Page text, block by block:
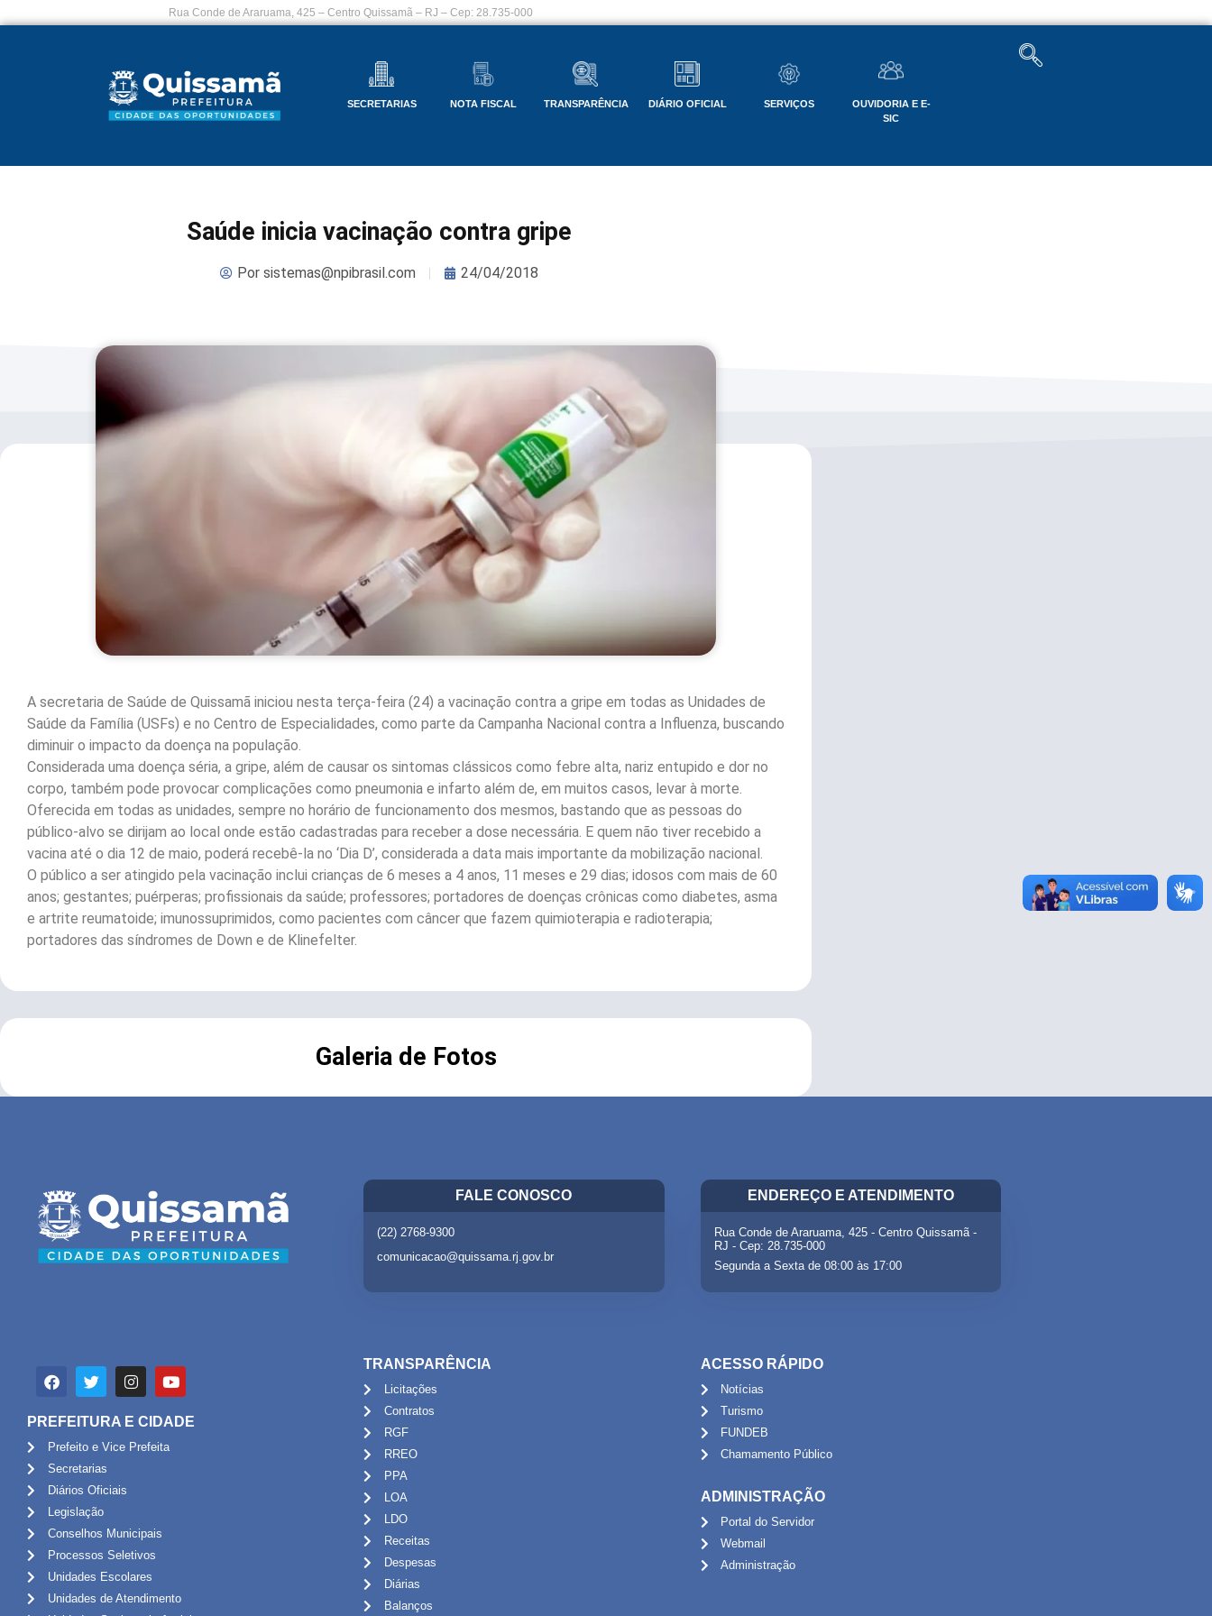
Rua Conde de Araruama, 425 – Centro Quissamã – RJ – Cep: 28.735-000
SECRETARIAS NOTA FISCAL TRANSPARÊNCIA DIÁRIO OFICIAL SERVIÇOS
OUVIDORIA E E-
SIC
Saúde inicia vacinação contra gripe
Porsistemas@npibrasil.com 24/04/2018
A secretaria de Saúde de Quissamã iniciou nesta terça-feira (24) a vacinação contra a gripe em todas as Unidades de
Saúde da Família (USFs) e no Centro de Especialidades, como parte da Campanha Nacional contra a Influenza, buscando
diminuir o impacto da doença na população.
Considerada uma doença séria, a gripe, além de causar os sintomas clássicos como febre alta, nariz entupido e dor no
corpo, também pode provocar complicações como pneumonia e infarto além de, em muitos casos, levar à morte.
Oferecida em todas as unidades, sempre no horário de funcionamento dos mesmos, bastando que as pessoas do
público-alvo se dirijam ao local onde estão cadastradas para receber a dose necessária. E quem não tiver recebido a
vacina até o dia 12 de maio, poderá recebê-la no ‘Dia D’, considerada a data mais importante da mobilização nacional.
O público a ser atingido pela vacinação inclui crianças de 6 meses a 4 anos, 11 meses e 29 dias; idosos com mais de 60
anos; gestantes; puérperas; profissionais da saúde; professores; portadores de doenças crônicas como diabetes, asma
e artrite reumatoide; imunossuprimidos, como pacientes com câncer que fazem quimioterapia e radioterapia;
portadores das síndromes de Down e de Klinefelter.
Galeria de Fotos
FALE CONOSCO
(22) 2768-9300
comunicacao@quissama.rj.gov.br
ENDEREÇO E ATENDIMENTO
Rua Conde de Araruama, 425 - Centro Quissamã -
RJ - Cep: 28.735-000
Segunda a Sexta de 08:00 às 17:00
PREFEITURA E CIDADE
Prefeito e Vice Prefeita
Secretarias
Diários Oficiais
Legislação
Conselhos Municipais
Processos Seletivos
Unidades Escolares
Unidades de Atendimento
TRANSPARÊNCIA
Licitações
Contratos
RGF
RREO
PPA
LOA
LDO
Receitas
Despesas
Diárias
Balanços
ACESSO RÁPIDO
Notícias
Turismo
FUNDEB
Chamamento Público
ADMINISTRAÇÃO
Portal do Servidor
Webmail
Administração